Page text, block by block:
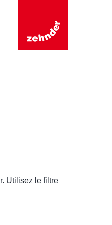
Utilisez le filtre